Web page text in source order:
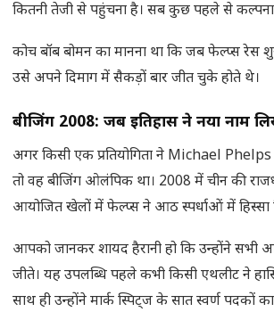
कितनी तेजी से पहुंचना है। सब कुछ पहले से
कोच बॉब बोमन का मानना था कि जब फेल्प्स
उसे अपने दिमाग में सैकड़ों बार जीत चुके होते थे।
बीजिंग 2008: जब इतिहास ने नया नाम
अगर किसी एक प्रतियोगिता ने Michael Phelps
तो वह बीजिंग ओलंपिक था। 2008 में चीन की
आयोजित खेलों में फेल्प्स ने आठ स्पर्धाओं में हिस्सा
आपको जानकर शायद हैरानी हो कि उन्होंने सभी
जीते। यह उपलब्धि पहले कभी किसी एथलीट ने
साथ ही उन्होंने मार्क स्पिट्ज के सात स्वर्ण पदकों का